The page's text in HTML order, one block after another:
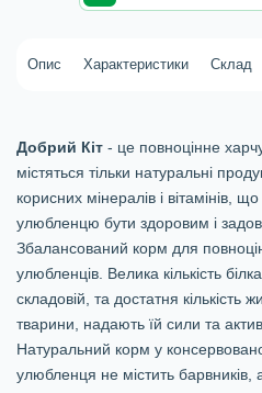
Опис Характеристики Склад
Добрий Кіт - це повноцінне
містяться тільки натуральні
корисних мінералів і вітамінів,
улюбленцю бути здоровим і
Збалансований корм для
улюбленців. Велика кількість
складовій, та достатня кількість
тварини, надають їй сили та
Натуральний корм у
улюбленця не містить барвників,